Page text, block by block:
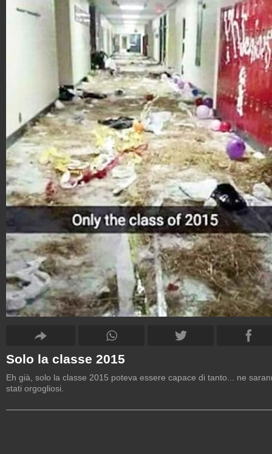
Solo la classe 2015
Eh già, solo la classe 2015 poteva essere capace di tanto... ne
stati orgogliosi.